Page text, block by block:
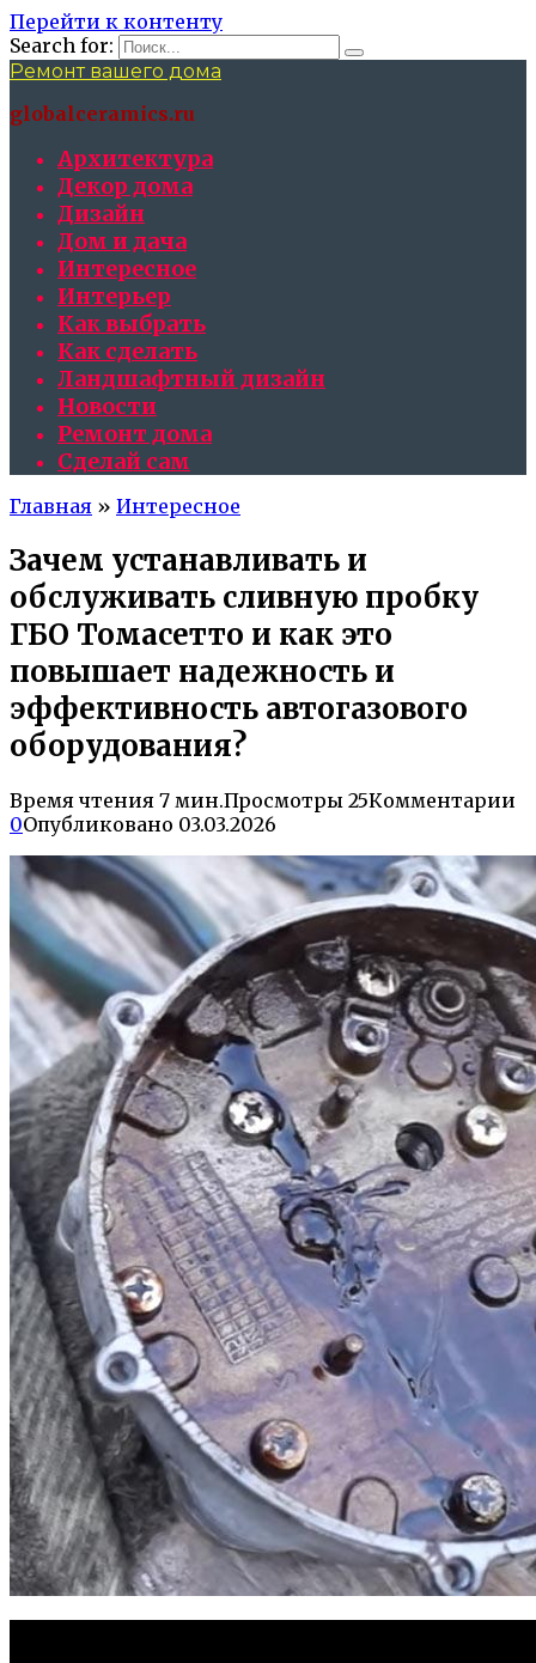
Перейти к контенту
Search for:
Ремонт вашего дома
globalceramics.ru
Архитектура
Декор дома
Дизайн
Дом и дача
Интересное
Интерьер
Как выбрать
Как сделать
Ландшафтный дизайн
Новости
Ремонт дома
Сделай сам
Главная » Интересное
Зачем устанавливать и
обслуживать сливную пробку
ГБО Томасетто и как это
повышает надежность и
эффективность автогазового
оборудования?
Время чтения 7 мин.Просмотры 25Комментарии
0Опубликовано 03.03.2026